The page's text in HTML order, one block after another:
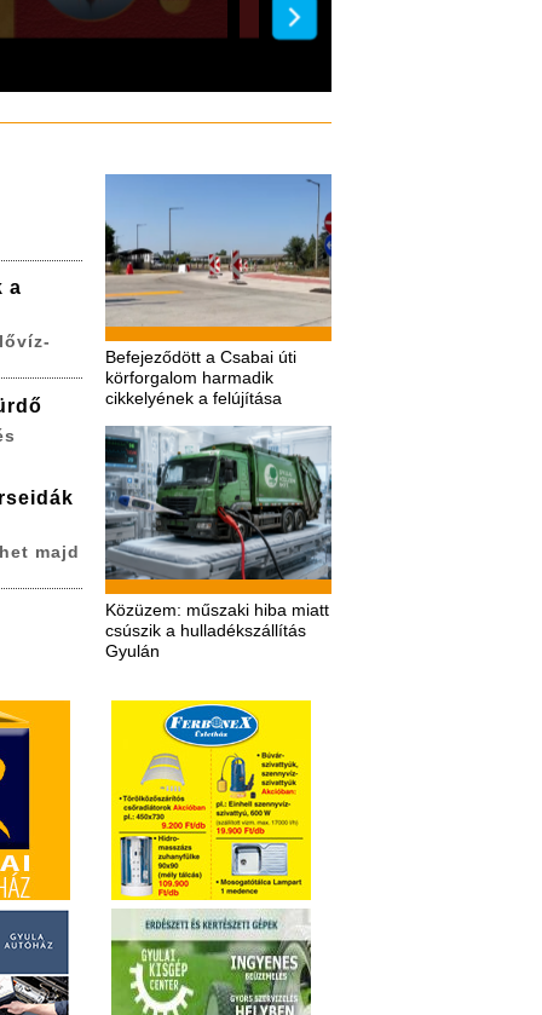
Befejeződött a Csabai úti
körforgalom harmadik
cikkelyének a felújítása
Közüzem: műszaki hiba miatt
csúszik a hulladékszállítás
Gyulán
a
majd